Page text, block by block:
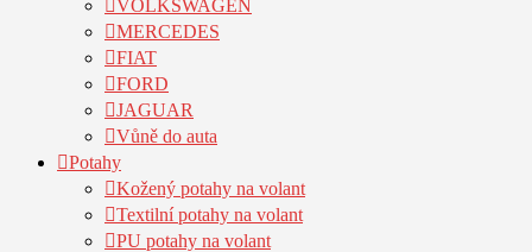
VOLKSWAGEN
MERCEDES
FIAT
FORD
JAGUAR
Vůně do auta
Potahy
Kožený potahy na volant
Textilní potahy na volant
PU potahy na volant